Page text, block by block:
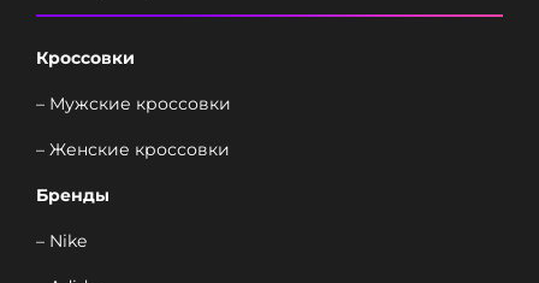
Кроссовки
– Мужские кроссовки
– Женские кроссовки
Бренды
– Nike